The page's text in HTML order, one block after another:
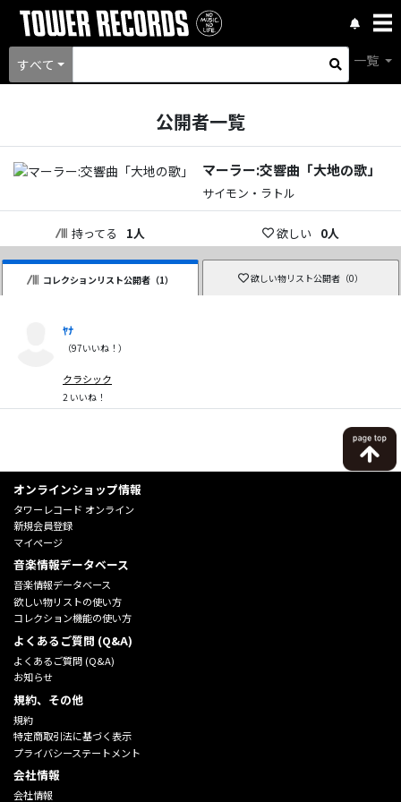
すべて 一覧
公開者一覧
マーラー:交響曲「大地の歌」
サイモン・ラトル
持ってる 1人 欲しい 0人
コレクションリスト公開者（1） 欲しい物リスト公開者（0）
ﾔﾅ
（97いいね！）
クラシック
2 いいね！
オンラインショップ情報
タワーレコード オンライン
新規会員登録
マイページ
音楽情報データベース
音楽情報データベース
欲しい物リストの使い方
コレクション機能の使い方
よくあるご質問 (Q&A)
よくあるご質問 (Q&A)
お知らせ
規約、その他
規約
特定商取引法に基づく表示
プライバシーステートメント
会社情報
会社情報